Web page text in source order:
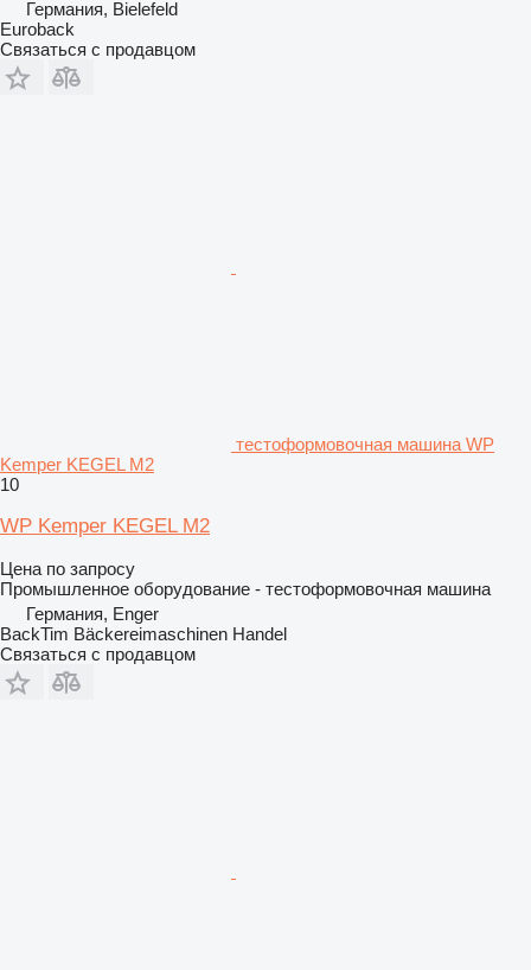
Германия, Bielefeld
Euroback
Связаться с продавцом
тестоформовочная машина WP
Kemper KEGEL M2
10
WP Kemper KEGEL M2
Цена по запросу
Промышленное оборудование - тестоформовочная машина
Германия, Enger
BackTim Bäckereimaschinen Handel
Связаться с продавцом